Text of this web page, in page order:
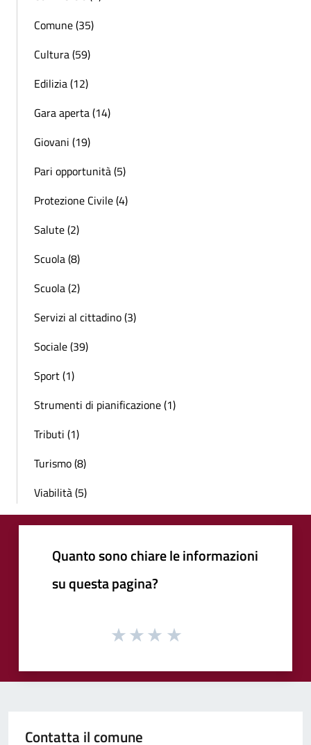
Comune (35)
Cultura (59)
Edilizia (12)
Gara aperta (14)
Giovani (19)
Pari opportunità (5)
Protezione Civile (4)
Salute (2)
Scuola (8)
Scuola (2)
Servizi al cittadino (3)
Sociale (39)
Sport (1)
Strumenti di pianificazione (1)
Tributi (1)
Turismo (8)
Viabilità (5)
Quanto sono chiare le informazioni
su questa pagina?
Contatta il comune